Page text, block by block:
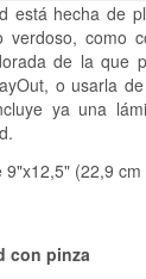
está hecha de
verdoso, como
de la que
o usarla
ya una
(22,9
con pinza